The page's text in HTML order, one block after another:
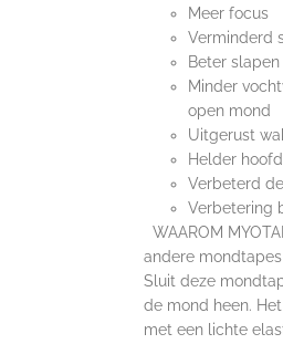
Meer focus
Verminderd
Beter slapen
Minder
open mond
Uitgerust
Helder
Verbeterd
Verbetering
WAAROM
andere
Sluit deze
de mond heen.
met een lichte